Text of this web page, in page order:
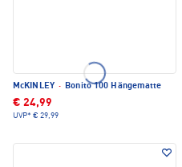
McKINLEY · Bonito 100 Hängematte
€ 24,99
UVP* € 29,99